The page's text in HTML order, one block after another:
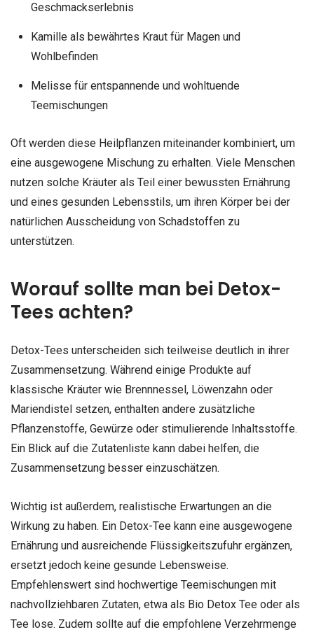
Geschmackserlebnis
Kamille als bewährtes Kraut für Magen und
Wohlbefinden
Melisse für entspannende und wohltuende
Teemischungen
Oft werden diese Heilpflanzen miteinander kombiniert, um
eine ausgewogene Mischung zu erhalten. Viele Menschen
nutzen solche Kräuter als Teil einer bewussten Ernährung
und eines gesunden Lebensstils, um ihren Körper bei der
natürlichen Ausscheidung von Schadstoffen zu
unterstützen.
Worauf sollte man bei Detox-
Tees achten?
Detox-Tees unterscheiden sich teilweise deutlich in ihrer
Zusammensetzung. Während einige Produkte auf
klassische Kräuter wie Brennnessel, Löwenzahn oder
Mariendistel setzen, enthalten andere zusätzliche
Pflanzenstoffe, Gewürze oder stimulierende Inhaltsstoffe.
Ein Blick auf die Zutatenliste kann dabei helfen, die
Zusammensetzung besser einzuschätzen.
Wichtig ist außerdem, realistische Erwartungen an die
Wirkung zu haben. Ein Detox-Tee kann eine ausgewogene
Ernährung und ausreichende Flüssigkeitszufuhr ergänzen,
ersetzt jedoch keine gesunde Lebensweise.
Empfehlenswert sind hochwertige Teemischungen mit
nachvollziehbaren Zutaten, etwa als Bio Detox Tee oder als
Tee lose. Zudem sollte auf die empfohlene Verzehrmenge